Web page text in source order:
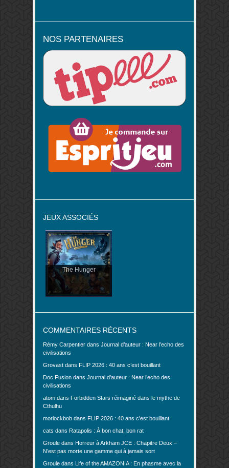
NOS PARTENAIRES
JEUX ASSOCIÉS
The Hunger
COMMENTAIRES RÉCENTS
Rémy Carpentier dans Journal d’auteur : Near l’echo des
civilisations
Grovast dans FLIP 2026 : 40 ans c’est bouillant
Doc.Fusion dans Journal d’auteur : Near l’echo des
civilisations
atom dans Forbidden Stars réimaginé dans le mythe de
Cthulhu
morlockbob dans FLIP 2026 : 40 ans c’est bouillant
cats dans Ratapolis : À bon chat, bon rat
Groule dans Horreur à Arkham JCE : Chapitre Deux –
N’est pas morte une gamme qui à jamais sort
Groule dans
Life of the AMAZONIA : En phasme avec la